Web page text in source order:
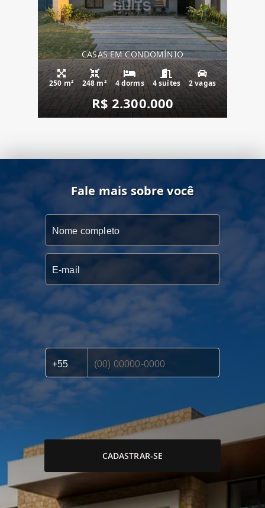
CASAS EM CONDOMÍNIO
250 m² 248 m² 4 dorms 4 suítes 2 vagas
R$ 2.300.000
Fale mais sobre você
CADASTRAR-SE